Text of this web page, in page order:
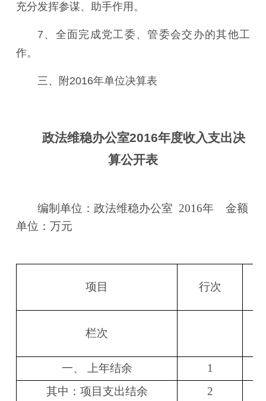
充分发挥参谋、助手作用。
7、全面完成党工委、管委会交办的其他工
作。
三、附2016年单位决算表
政法维稳办公室2016年度收入支出决
算公开表
编制单位：政法维稳办公室 2016年 金额
单位：万元
项目 行次
栏次
一、 上年结余
1
其中：项目支出结余
2